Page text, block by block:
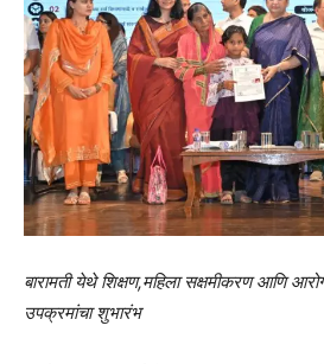
बारामती येथे शिक्षण,महिला सक्षमीकरण आणि आरोग्य
उपक्रमांचा शुभारंभ